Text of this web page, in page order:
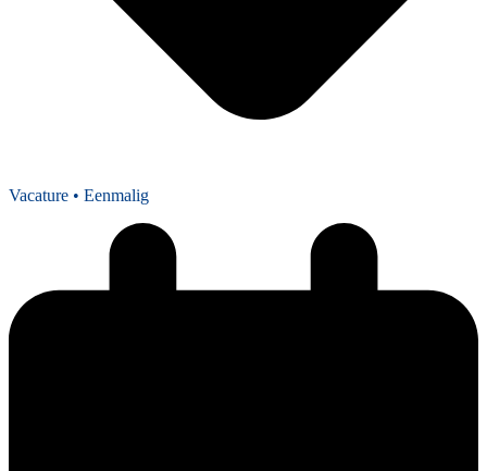
Vacature • Eenmalig